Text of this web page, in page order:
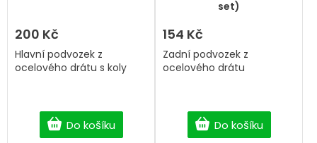
200 Kč
Do košíku
Hlavní podvozek z
ocelového drátu s koly
set)
154 Kč
Do košíku
Zadní podvozek z
ocelového drátu